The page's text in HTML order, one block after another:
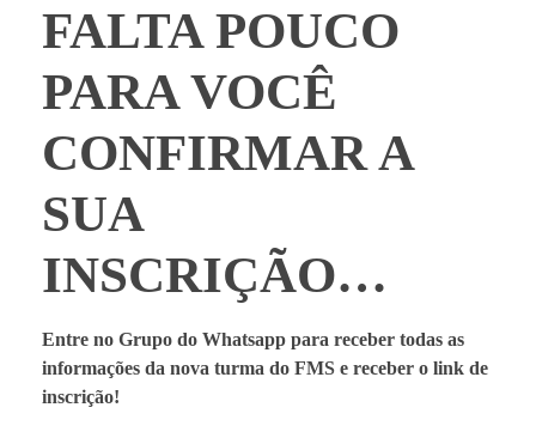
FALTA POUCO
PARA VOCÊ
CONFIRMAR A
SUA
INSCRIÇÃO…
Entre no Grupo do Whatsapp para receber todas as
informações da nova turma do FMS e receber o link de
inscrição!